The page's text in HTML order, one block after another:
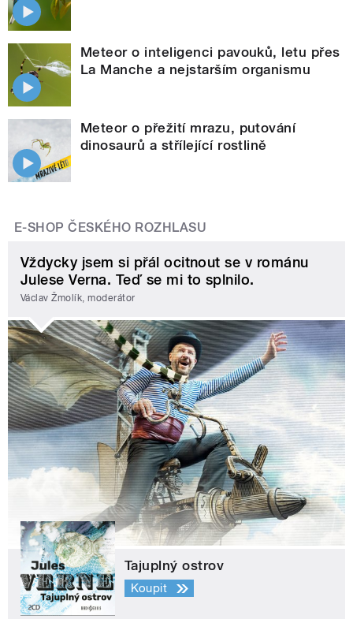
Meteor o inteligenci pavouků, letu přes
La Manche a nejstarším organismu
Meteor o přežití mrazu, putování
dinosaurů a střílející rostlině
E-SHOP ČESKÉHO ROZHLASU
Vždycky jsem si přál ocitnout se v románu
Julese Verna. Teď se mi to splnilo.
Václav Žmolík, moderátor
Tajuplný ostrov
Koupit